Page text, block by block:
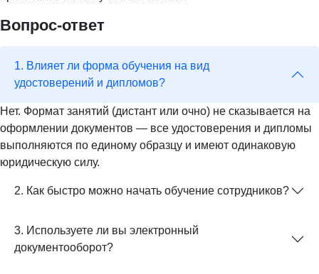
Вопрос-ответ
1. Влияет ли форма обучения на вид
удостоверений и дипломов?
Нет. Формат занятий (дистант или очно) не сказывается на
оформлении документов — все удостоверения и дипломы
выполняются по единому образцу и имеют одинаковую
юридическую силу.
2. Как быстро можно начать обучение сотрудников?
3. Используете ли вы электронный
документооборот?